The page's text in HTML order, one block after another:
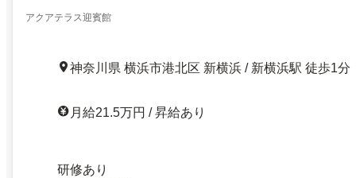
アクアテラス迎賓館
神奈川県 横浜市港北区 新横浜 / 新横浜駅 徒歩1分
月給21.5万円 / 昇給あり
研修あり